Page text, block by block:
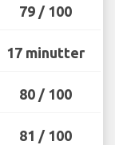
79 / 100
17 minutter
80 / 100
81 / 100